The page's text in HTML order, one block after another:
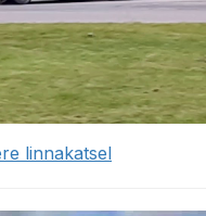
linnakatsel